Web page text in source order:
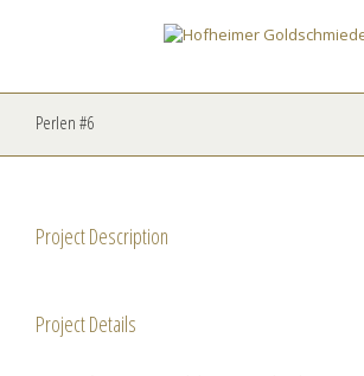
Perlen #6
Project Description
Project Details